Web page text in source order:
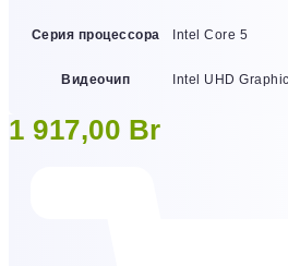
Серия процессора Intel Core 5
Видеочип Intel UHD
1 917,00 Br